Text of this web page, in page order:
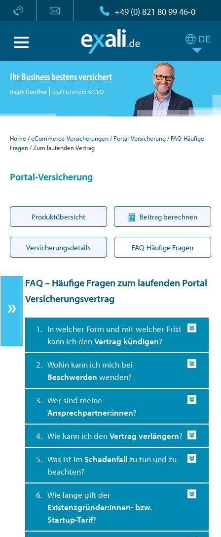
+49 (0) 821 80 99 46-0
Ihr Business bestens versichert
Ralph Günther exali Gründer & CEO
Home eCommerce-Versicherungen Portal-Versicherung
FAQ-Häufige
Fragen
Zum laufenden Vertrag
Portal-Versicherung
Produktübersicht Beitrag berechnen
Versicherungsdetails FAQ-Häufige Fragen
FAQ – Häufige Fragen zum laufenden Portal
Versicherungsvertrag
1. In welcher Form und mit welcher Frist
kann ich denVertrag kündigen?
2. Wohin kann ich mich bei
Beschwerden wenden?
3. Wer sind meine
Ansprechpartner:innen?
4. Wie kann ich denVertrag verlängern?
5. Was ist imSchadenfallzu tun und zu
beachten?
6. Wie lange gilt der
Existenzgründer:innen- bzw.
Startup-Tarif?